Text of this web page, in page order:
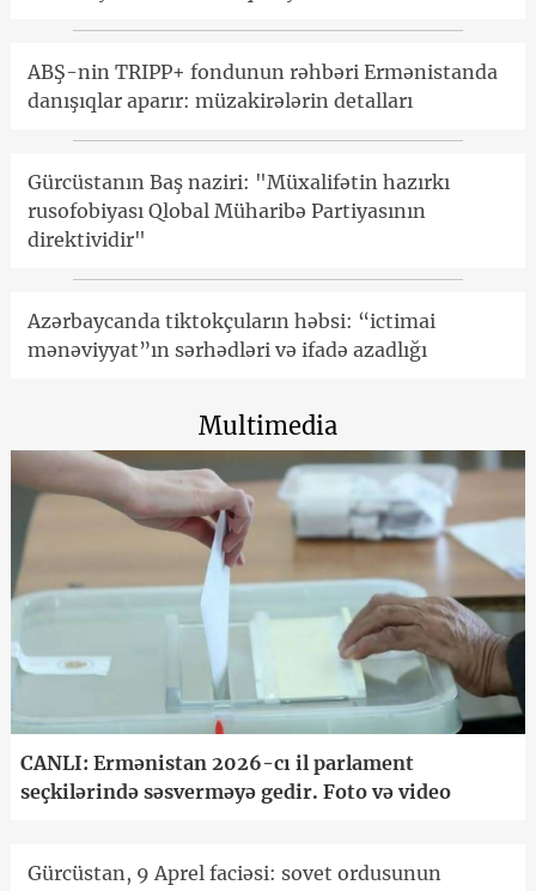
ABŞ-nin TRIPP+ fondunun rəhbəri Ermənistanda
danışıqlar aparır: müzakirələrin detalları
Gürcüstanın Baş naziri: "Müxalifətin hazırkı
rusofobiyası Qlobal Müharibə Partiyasının
direktividir"
Azərbaycanda tiktokçuların həbsi: “ictimai
mənəviyyat”ın sərhədləri və ifadə azadlığı
Multimedia
CANLI: Ermənistan 2026-cı il parlament
seçkilərində səsverməyə gedir. Foto və video
Gürcüstan, 9 Aprel faciəsi: sovet ordusunun